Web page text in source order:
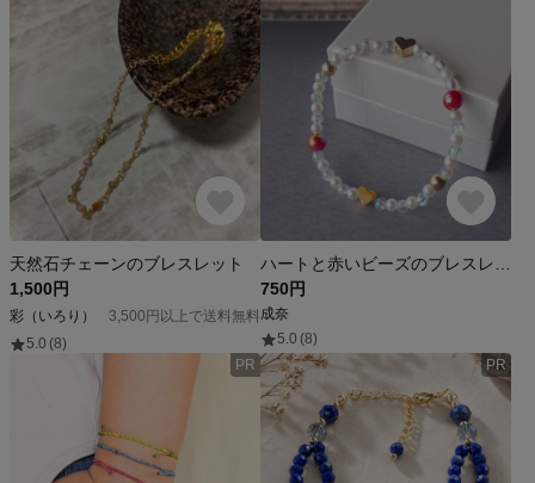
天然石チェーンのブレスレット
1,500円
彩（いろり）
3,500円以上で送料無料
5.0 (8)
750円
成奈
5.0 (8)
PR
PR